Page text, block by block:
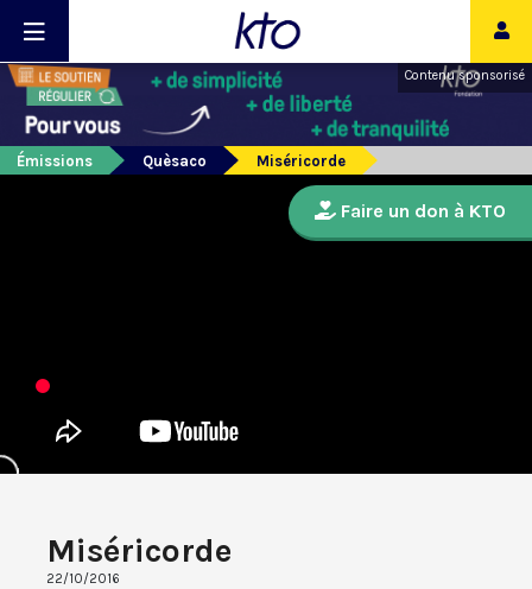
Contenu sponsorisé
Émissions Quèsaco Miséricorde
Miséricorde
22/10/2016
Faire un don à KTO